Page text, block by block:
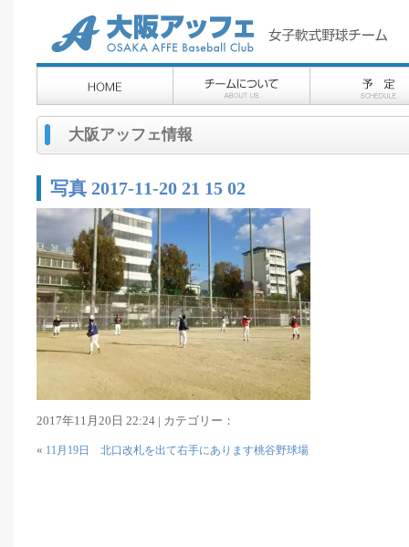
大阪アッフェ情報
写真 2017-11-20 21 15 02
2017年11月20日 22:24 | カテゴリー：
« 11月19日 北口改札を出て右手にあります桃谷野球場